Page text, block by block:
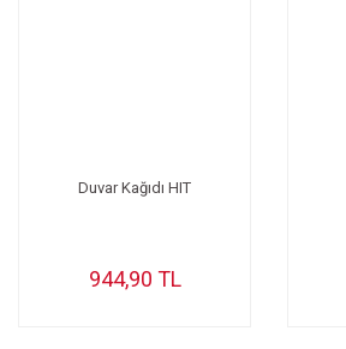
Duvar Kağıdı HIT
944,90 TL